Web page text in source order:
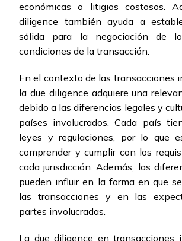
económicas o litigios costosos.
diligence también ayuda a
sólida para la negociación de
condiciones de la transacción.
En el contexto de las transacciones
la due diligence adquiere una
debido a las diferencias legales y
países involucrados. Cada país
leyes y regulaciones, por lo que
comprender y cumplir con los
cada jurisdicción. Además, las
pueden influir en la forma en que
las transacciones y en las
partes involucradas.
La due diligence en transacciones